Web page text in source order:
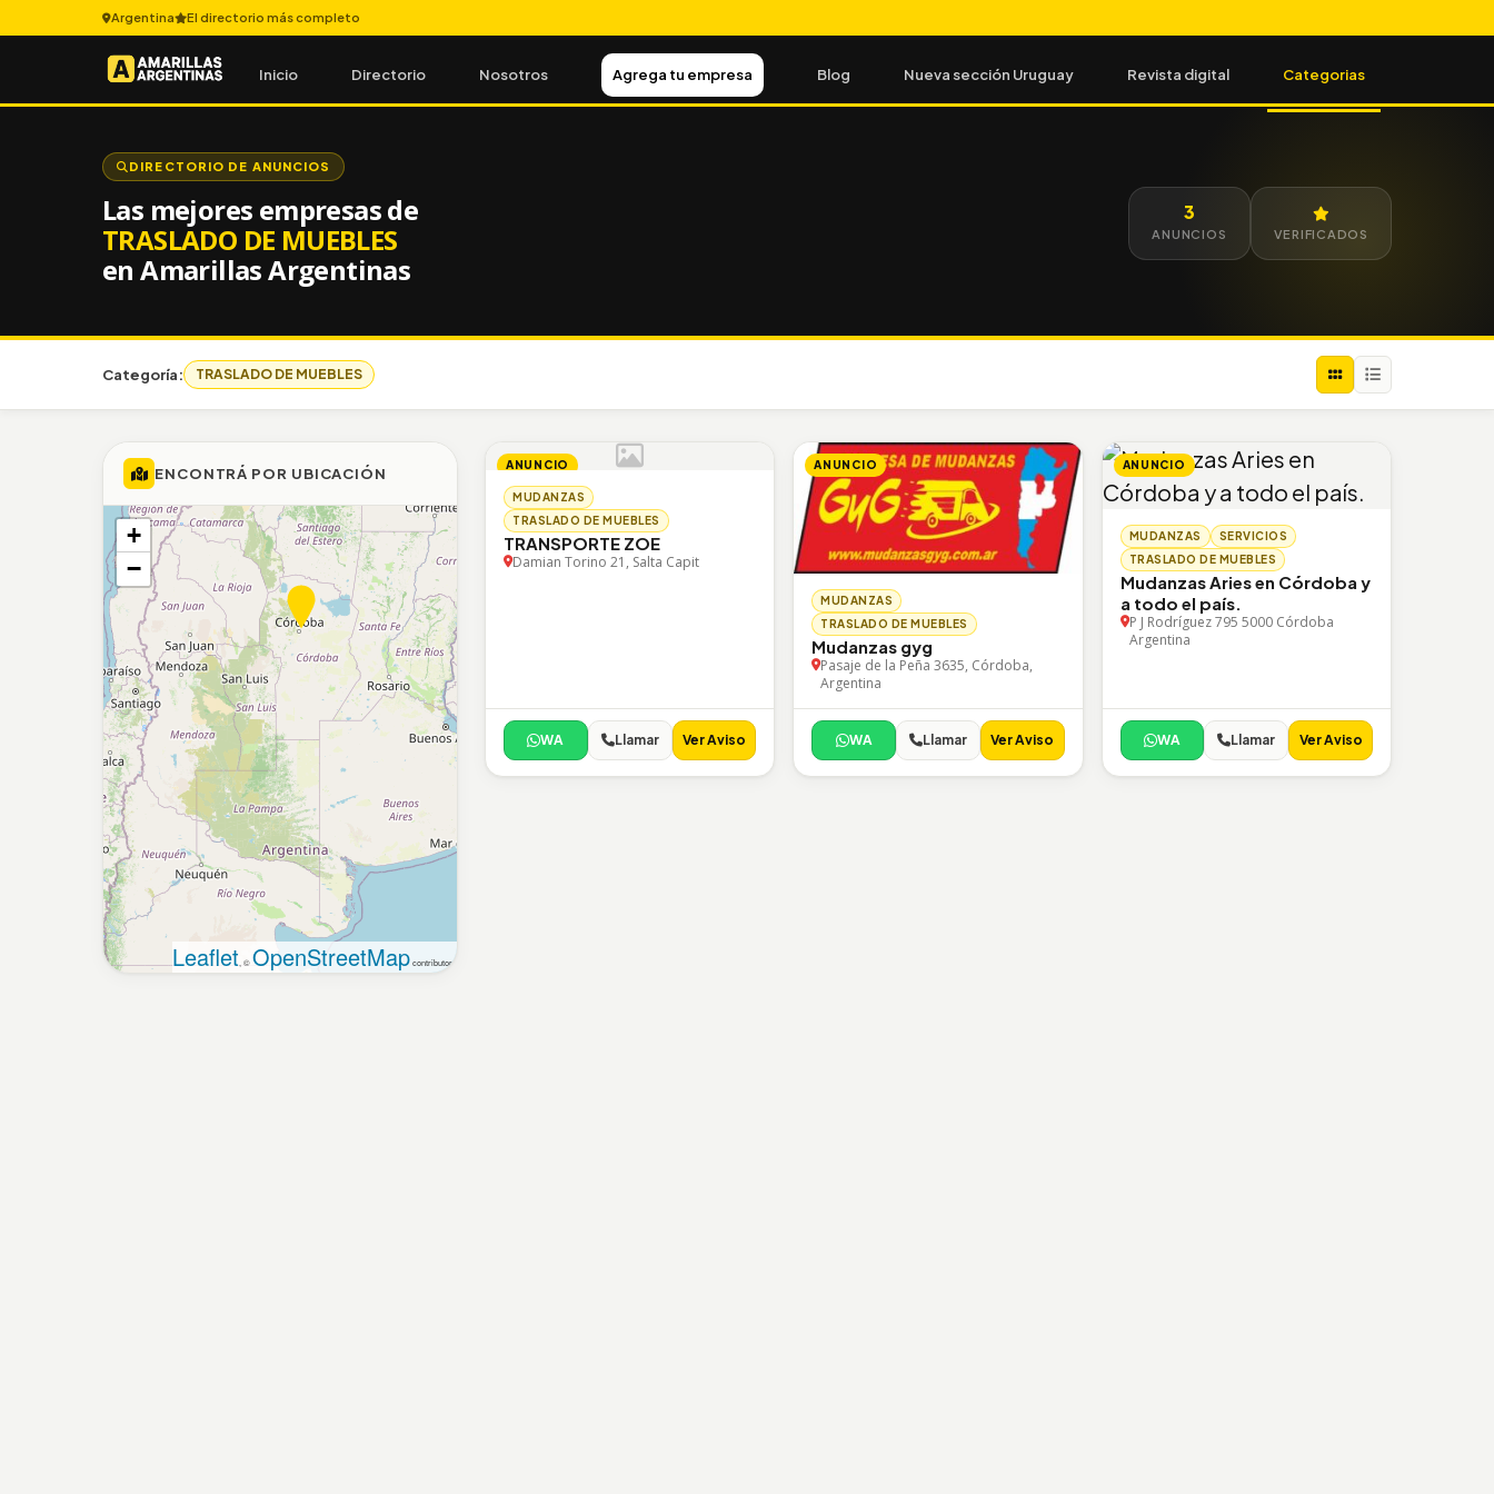
Argentina El directorio más completo
Inicio Directorio Nosotros Agrega tu empresa Blog Nueva sección Uruguay Revista digital Categorias
DIRECTORIO DE ANUNCIOS
Las mejores empresas de
TRASLADO DE MUEBLES
en Amarillas Argentinas
3
ANUNCIOS VERIFICADOS
Categoría: TRASLADO DE MUEBLES
ENCONTRÁ POR UBICACIÓN
+
−
Leaflet , ©OpenStreetMapcontributors
ANUNCIO
MUDANZAS
TRASLADO DE MUEBLES
TRANSPORTE ZOE
Damian Torino 21, Salta Capit
WA Llamar Ver Aviso
ANUNCIO
MUDANZAS
TRASLADO DE MUEBLES
Mudanzas gyg
Pasaje de la Peña 3635, Córdoba,
Argentina
WA Llamar Ver Aviso
ANUNCIO
MUDANZAS
SERVICIOS
TRASLADO DE MUEBLES
Mudanzas Aries en Córdoba y
a todo el país.
P J Rodríguez 795 5000 Córdoba
Argentina
WA Llamar Ver Aviso